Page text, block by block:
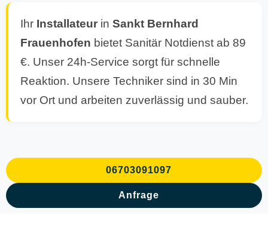
Ihr Installateur in Sankt Bernhard
Frauenhofen bietet Sanitär Notdienst ab 89
€. Unser 24h-Service sorgt für schnelle
Reaktion. Unsere Techniker sind in 30 Min
vor Ort und arbeiten zuverlässig und sauber.
06703091097
Anfrage